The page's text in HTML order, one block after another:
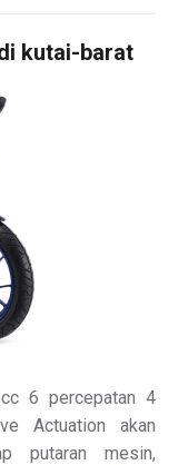
kutai-barat
6 percepatan 4
Actuation akan
putaran mesin,